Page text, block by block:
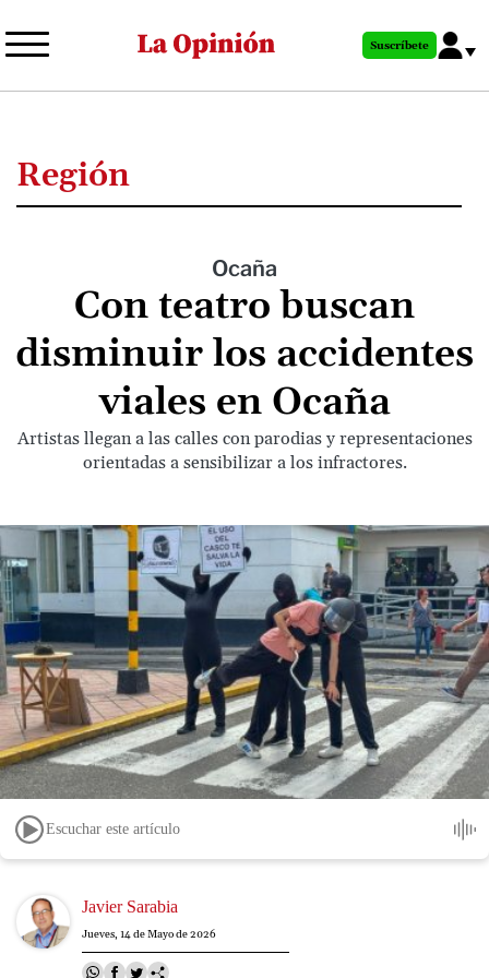
al
principal
Suscríbete
Región
Ocaña
Con teatro buscan
disminuir los accidentes
viales en Ocaña
Artistas llegan a las calles con parodias y representaciones
orientadas a sensibilizar a los infractores.
Escuchar este artículo
Image Javier Sarabia
Jueves, 14 de Mayo de 2026